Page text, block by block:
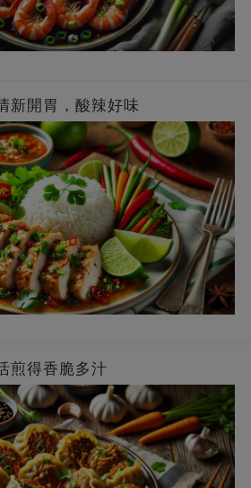
開胃，酸辣好味
得香脆多汁